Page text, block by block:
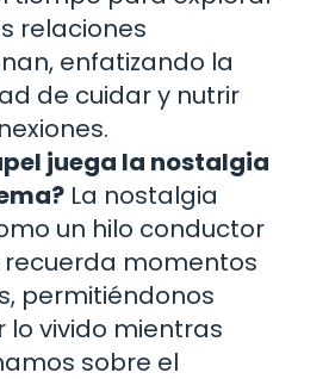
relaciones
enfatizando la
de cuidar y nutrir
juega la nostalgia
La nostalgia
un hilo conductor
recuerda momentos
permitiéndonos
lo vivido mientras
sobre el